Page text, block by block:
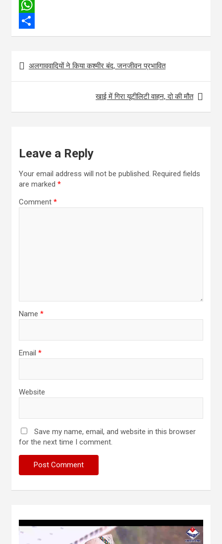
c
e
b
o
k
w
t
e
r
E
m
a
l
W
h
t
s
S
a
r
navigation
अलगाववादियों ने किया कश्मीर बंद, जनजीवन प्रभावित
खाई में गिरा यूटीलिटी वाहन, दो की मौत
Leave a Reply
Your email address will not be published. Required fields
are marked *
Comment *
Name *
Email *
Website
Save my name, email, and website in this browser
for the next time I comment.